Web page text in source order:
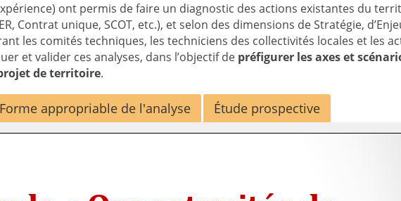
ont permis de faire un diagnostic des actions existantes du
Contrat unique, SCOT, etc.), et selon des dimensions de Stratégie,
les comités techniques, les techniciens des collectivités locales et les
et valider ces analyses, dans l’objectif de préfigurer les axes et
de territoire.
Forme appropriable de l'analyse Étude prospective